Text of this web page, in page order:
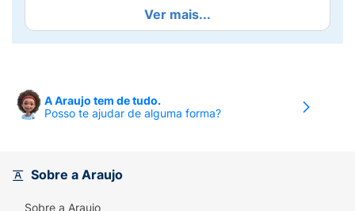
Não é só um sabonete comum, é um
sabonete de beleza.Dove não resseca a pele
como sabonetes comuns.Deixa a pele com
beleza.
ingredientes usados, que diminuem a ação
Ver mais...
A Araujo tem de tudo.
Posso te ajudar de alguma forma?
Sobre a Araujo
Sobre a Araujo